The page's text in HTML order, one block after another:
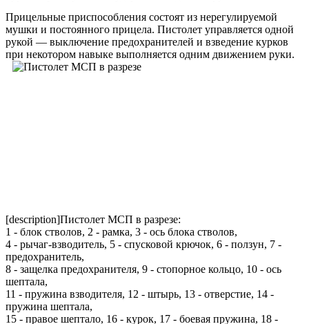
Прицельные приспособления состоят из нерегулируемой
мушки и постоянного прицела. Пистолет управляется одной
рукой — выключение предохранителей и взведение курков
при некотором навыке выполняется одним движением руки.
[description]Пистолет МСП в разрезе:
1 - блок стволов, 2 - рамка, 3 - ось блока стволов,
4 - рычаг-взводитель, 5 - спусковой крючок, 6 - ползун, 7 -
предохранитель,
8 - защелка предохранителя, 9 - стопорное кольцо, 10 - ось
шептала,
11 - пружина взводителя, 12 - штырь, 13 - отверстие, 14 -
пружина шептала,
15 - правое шептало, 16 - курок, 17 - боевая пружина, 18 -